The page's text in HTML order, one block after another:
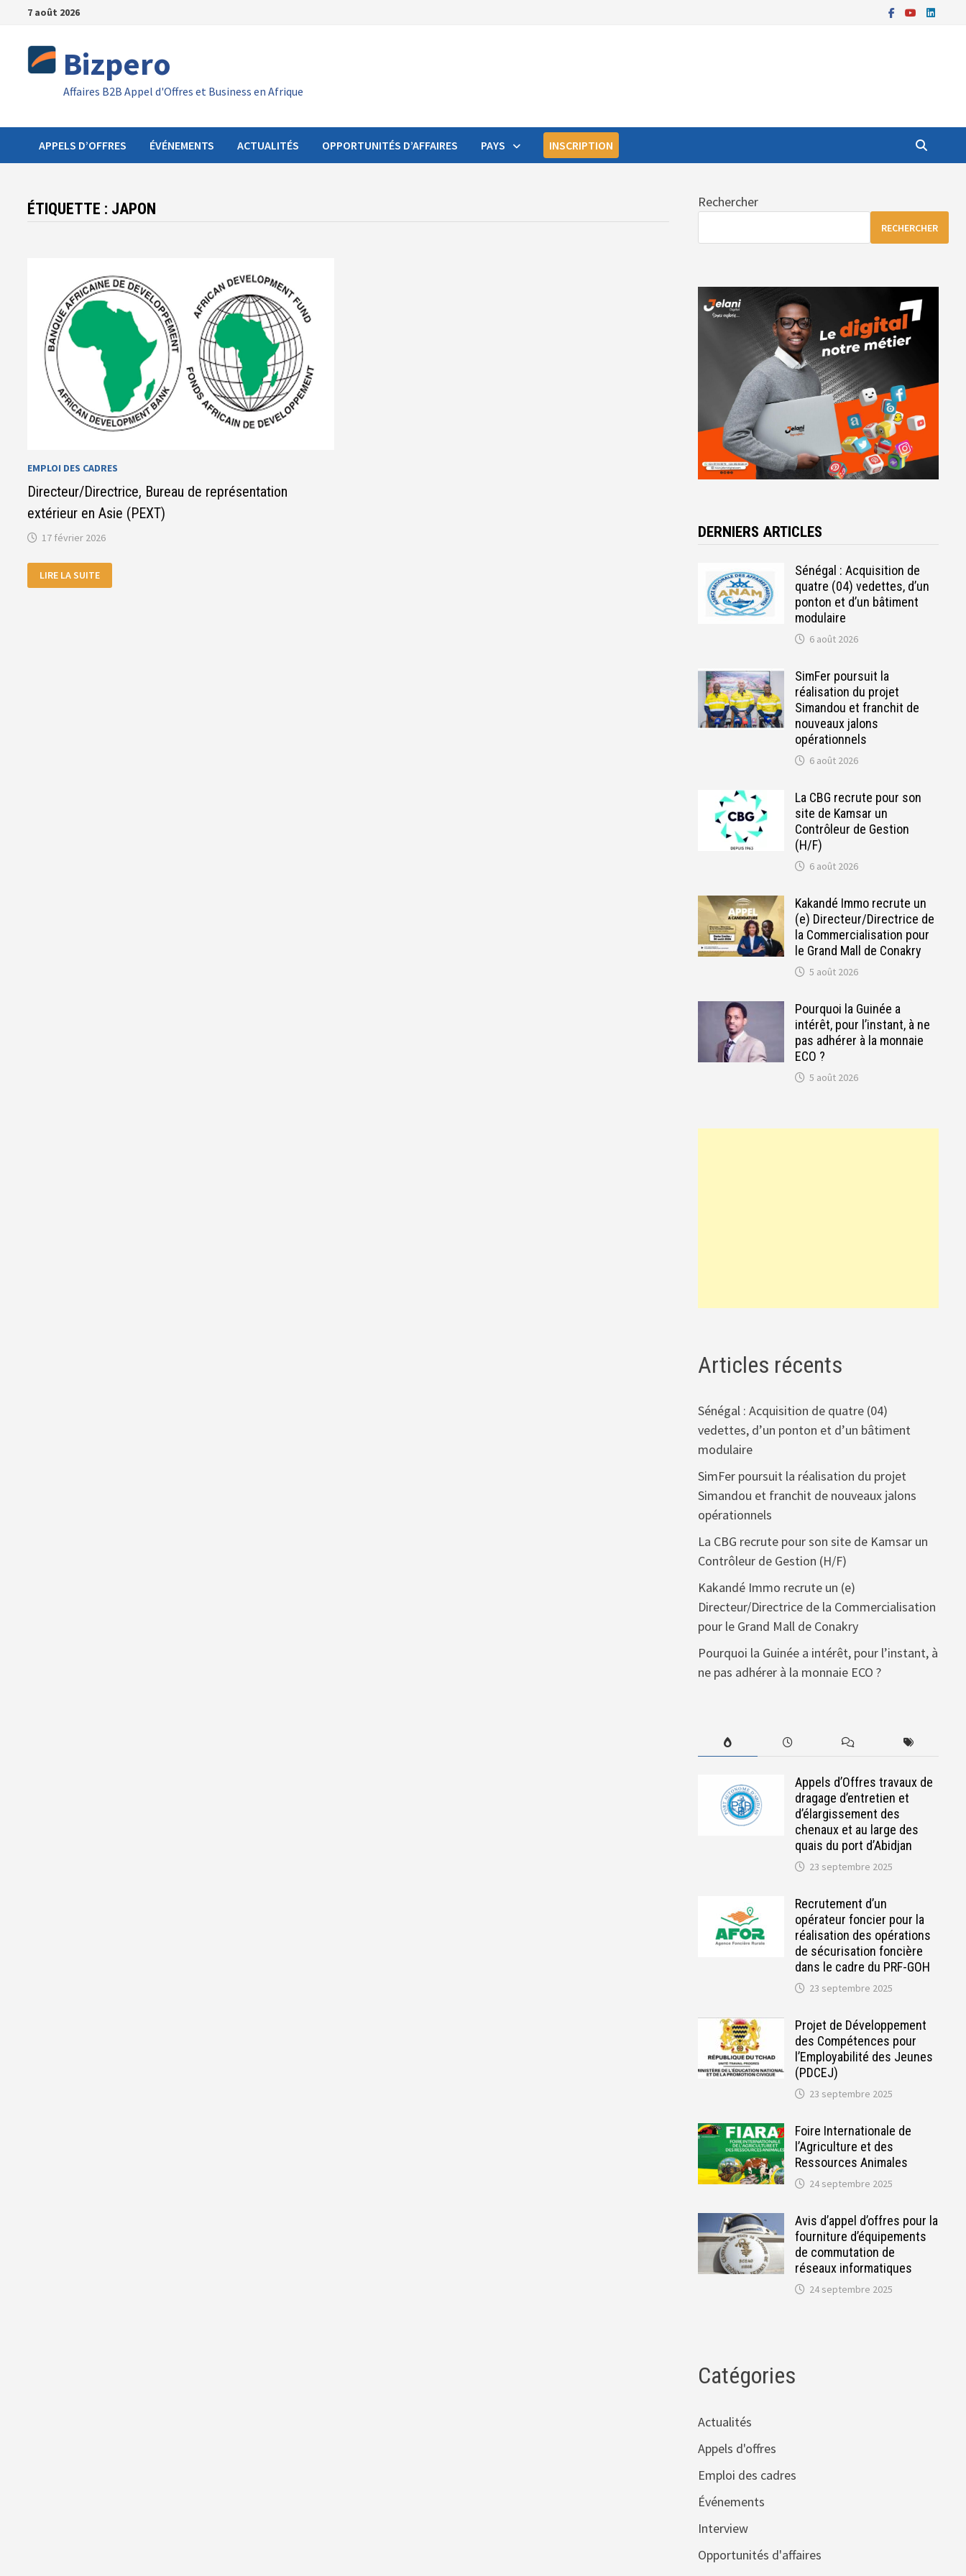
Passer
contenu
7 août 2026
Bizpero
Affaires B2B Appel d'Offres et Business en Afrique
APPELS D’OFFRES ÉVÉNEMENTS ACTUALITÉS OPPORTUNITÉS D’AFFAIRES PAYS INSCRIPTION
ÉTIQUETTE : JAPON
EMPLOI DES CADRES
Directeur/Directrice, Bureau de représentation
extérieur en Asie (PEXT)
17 février 2026
DIRECTEUR/DIRECTRICE,
BUREAU
DE
LIRE LA SUITE
Rechercher
RECHERCHER
DERNIERS ARTICLES
Sénégal : Acquisition de
quatre (04) vedettes, d’un
ponton et d’un bâtiment
modulaire
6 août 2026
SimFer poursuit la
réalisation du projet
Simandou et franchit de
nouveaux jalons
opérationnels
6 août 2026
La CBG recrute pour son
site de Kamsar un
Contrôleur de Gestion
(H/F)
6 août 2026
Kakandé Immo recrute un
(e) Directeur/Directrice de
la Commercialisation pour
le Grand Mall de Conakry
5 août 2026
Pourquoi la Guinée a
intérêt, pour l’instant, à ne
pas adhérer à la monnaie
ECO ?
5 août 2026
Articles récents
Sénégal : Acquisition de quatre (04)
vedettes, d’un ponton et d’un bâtiment
modulaire
SimFer poursuit la réalisation du projet
Simandou et franchit de nouveaux jalons
opérationnels
La CBG recrute pour son site de Kamsar un
Contrôleur de Gestion (H/F)
Kakandé Immo recrute un (e)
Directeur/Directrice de la Commercialisation
pour le Grand Mall de Conakry
Pourquoi la Guinée a intérêt, pour l’instant, à
ne pas adhérer à la monnaie ECO ?
Appels d’Offres travaux de
dragage d’entretien et
d’élargissement des
chenaux et au large des
quais du port d’Abidjan
23 septembre 2025
Recrutement d’un
opérateur foncier pour la
réalisation des opérations
de sécurisation foncière
dans le cadre du PRF-GOH
23 septembre 2025
Projet de Développement
des Compétences pour
l’Employabilité des Jeunes
(PDCEJ)
23 septembre 2025
Foire Internationale de
l’Agriculture et des
Ressources Animales
24 septembre 2025
Avis d’appel d’offres pour la
fourniture d’équipements
de commutation de
réseaux informatiques
24 septembre 2025
Catégories
Actualités
Appels d'offres
Emploi des cadres
Événements
Interview
Opportunités d'affaires